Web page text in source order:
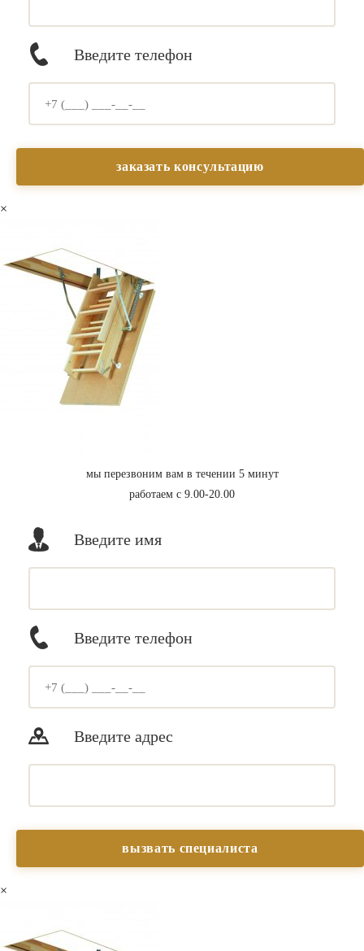
Введите телефон
×
мы перезвоним вам в течении 5 минут
работаем с 9.00-20.00
Введите имя
Введите телефон
Введите адрес
×